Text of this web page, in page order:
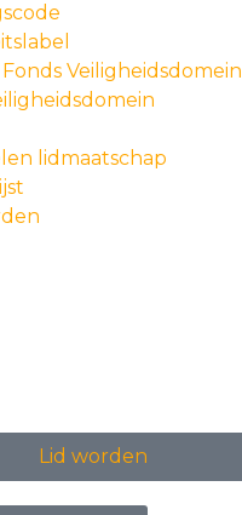
Fonds Veiligheidsdomein
lidmaatschap
Lid worden